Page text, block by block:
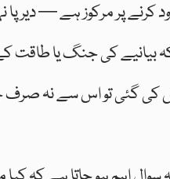
پر مرکوز ہے — دیرپا
بیانیے کی جنگ یا
گئی تو اس سے نہ صرف